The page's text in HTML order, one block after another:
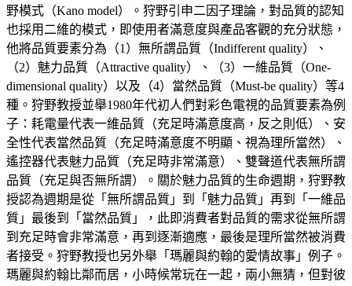
野模式（Kano model）。狩野引申二因子理論，對品質的認知
也採用二維的模式，即使用者滿意度與產品客觀的充分狀態，
他將品質要素分為（1）無所謂品質（Indifferent quality）、
（2）魅力品質（Attractive quality）、（3）一維品質（One-
dimensional quality）以及（4）當然品質（Must-be quality）等4
種。狩野教授並舉1980年代初人們對彩色電視的品質要素為例
子：耗電量代表一維品質（充足時滿意度高，反之則低）、安
全性代表當然品質（充足時滿意度不明顯、視為理所當然）、
遙控器代表魅力品質（充足時非常滿意）、雙聲道代表無所謂
品質（充足與否無所謂）。關於魅力品質的生命週期，狩野教
授認為週期是從「無所謂品質」到「魅力品質」再到「一維品
質」最後到「當然品質」，此即消費者對品質的需求從無所謂
到充足時會非常滿意，再到逐漸適應，最後是理所當然被消費
者接受。狩野教授也另外舉「瑪麗與約翰的愛情故事」例子。
瑪麗與約翰比鄰而居，小時候常玩在一起，兩小無猜，但對彼